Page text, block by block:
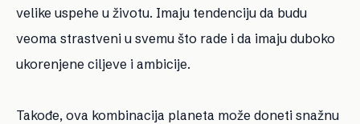
velike uspehe u životu. Imaju tendenciju da budu
veoma strastveni u svemu što rade i da imaju duboko
ukorenjene ciljeve i ambicije.
Takođe, ova kombinacija planeta može doneti snažnu